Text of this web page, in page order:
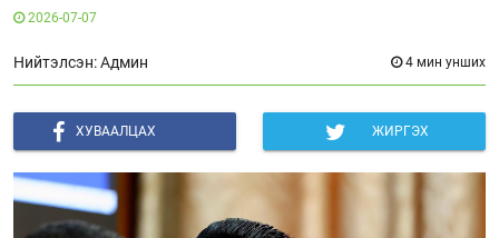
2026-07-07
Нийтэлсэн: Админ 4 мин унших
ХУВААЛЦАХ ЖИРГЭХ